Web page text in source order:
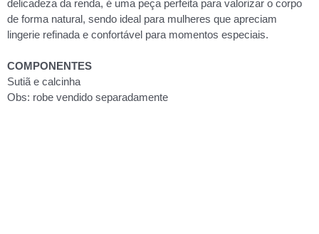
delicadeza da renda, é uma peça perfeita para valorizar o corpo
de forma natural, sendo ideal para mulheres que apreciam
lingerie refinada e confortável para momentos especiais.
COMPONENTES
Sutiã e calcinha
Obs: robe vendido separadamente